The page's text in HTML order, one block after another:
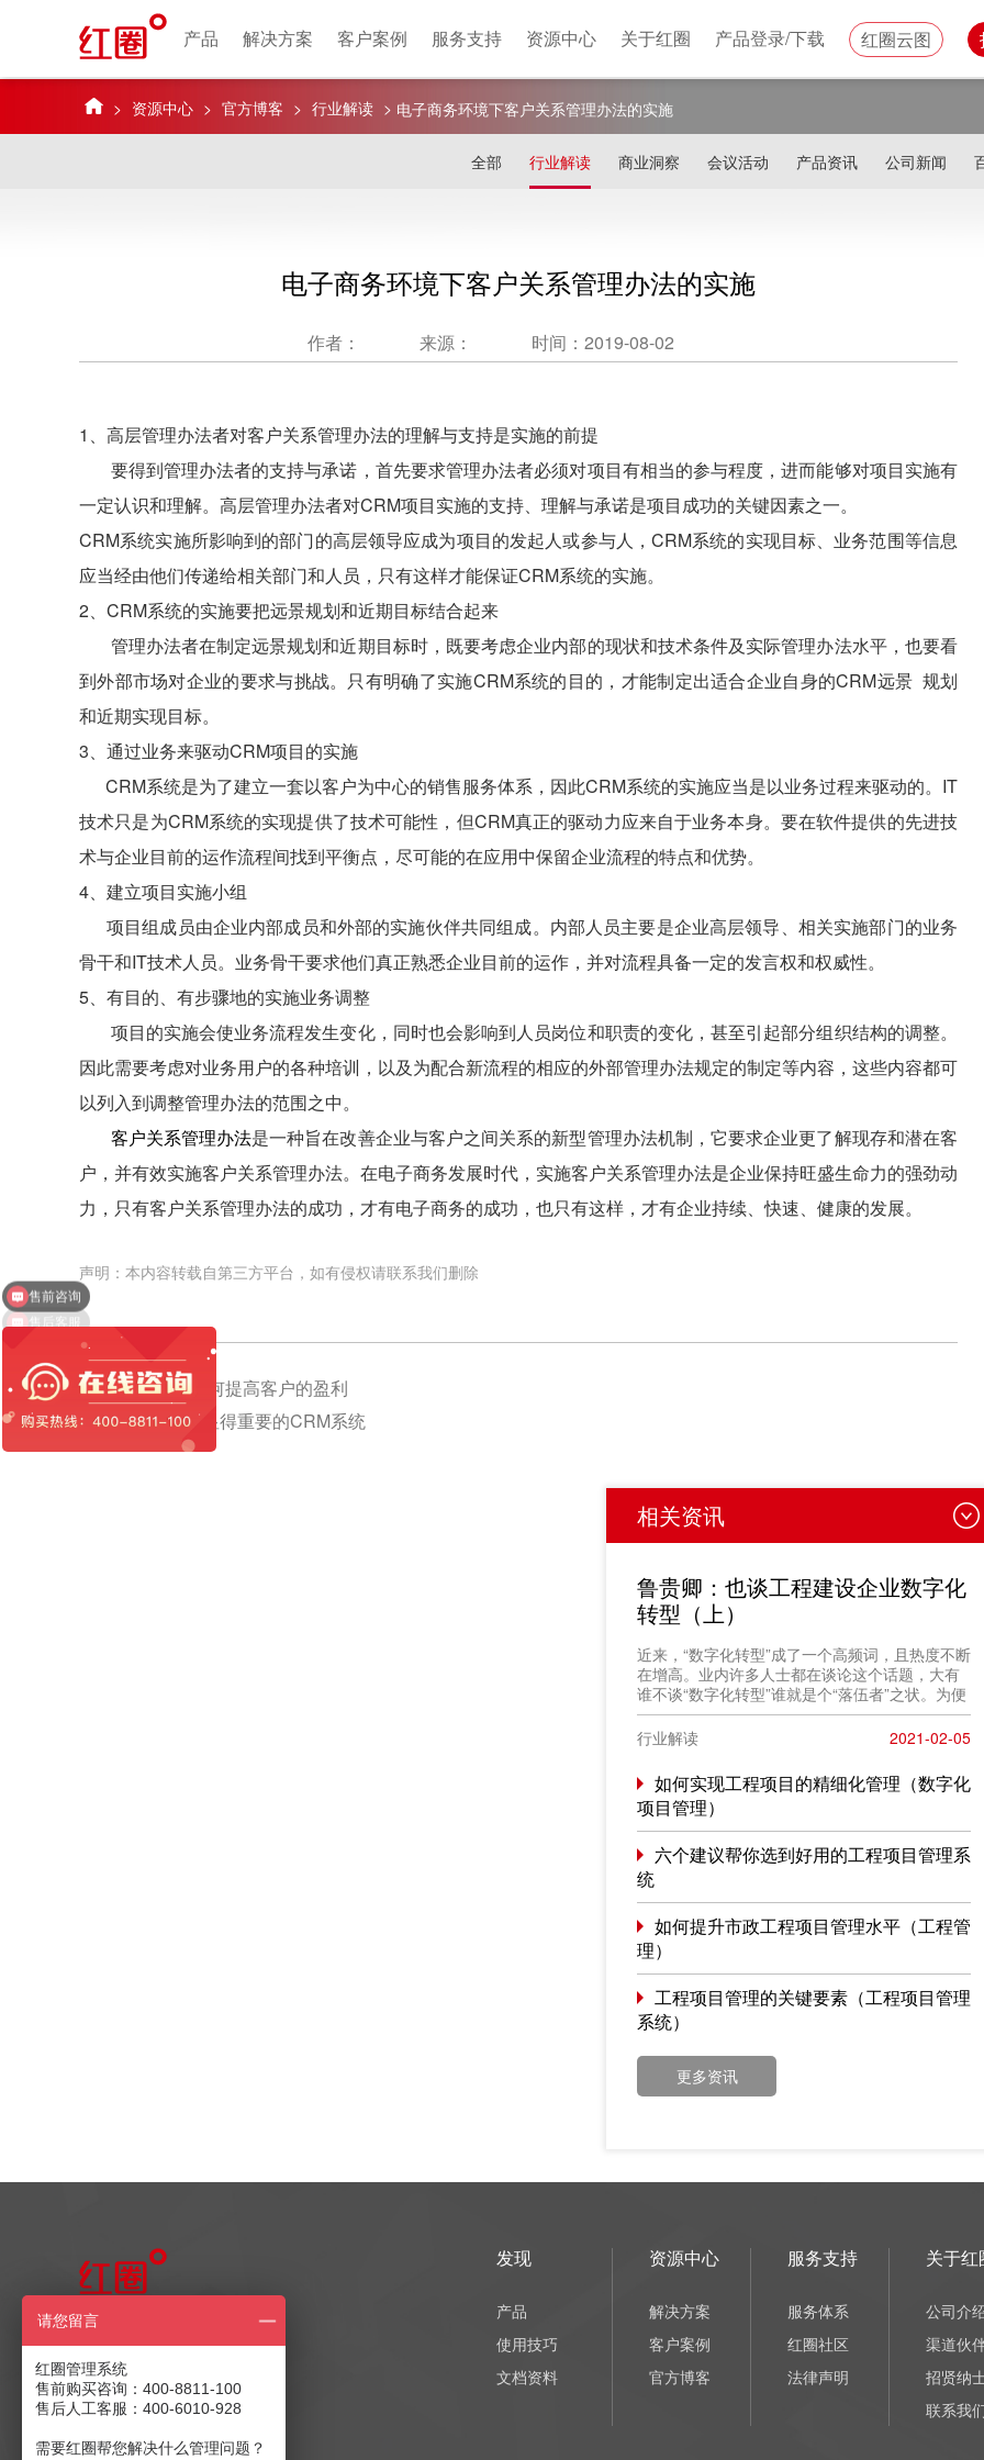
产品 解决方案 客户案例 服务支持 资源中心 关于红圈 产品登录/下载 红圈云图
> 资源中心 > 官方博客 > 行业解读 > 电子商务环境下客户关系管理办法的实施
全部 行业解读 商业洞察 会议活动 产品资讯 公司新闻
电子商务环境下客户关系管理办法的实施
作者： 来源： 时间：2019-08-02
1、高层管理办法者对客户关系管理办法的理解与支持是实施的前提
要得到管理办法者的支持与承诺，首先要求管理办法者必须对项目有相当的参与程度，进而能够对项目实施有
一定认识和理解。高层管理办法者对CRM项目实施的支持、理解与承诺是项目成功的关键因素之一。
CRM系统实施所影响到的部门的高层领导应成为项目的发起人或参与人，CRM系统的实现目标、业务范围等信息
应当经由他们传递给相关部门和人员，只有这样才能保证CRM系统的实施。
2、CRM系统的实施要把远景规划和近期目标结合起来
管理办法者在制定远景规划和近期目标时，既要考虑企业内部的现状和技术条件及实际管理办法水平，也要看
到外部市场对企业的要求与挑战。只有明确了实施CRM系统的目的，才能制定出适合企业自身的CRM远景 规划
和近期实现目标。
3、通过业务来驱动CRM项目的实施
CRM系统是为了建立一套以客户为中心的销售服务体系，因此CRM系统的实施应当是以业务过程来驱动的。IT
技术只是为CRM系统的实现提供了技术可能性，但CRM真正的驱动力应来自于业务本身。要在软件提供的先进技
术与企业目前的运作流程间找到平衡点，尽可能的在应用中保留企业流程的特点和优势。
4、建立项目实施小组
项目组成员由企业内部成员和外部的实施伙伴共同组成。内部人员主要是企业高层领导、相关实施部门的业务
骨干和IT技术人员。业务骨干要求他们真正熟悉企业目前的运作，并对流程具备一定的发言权和权威性。
5、有目的、有步骤地的实施业务调整
项目的实施会使业务流程发生变化，同时也会影响到人员岗位和职责的变化，甚至引起部分组织结构的调整。
因此需要考虑对业务用户的各种培训，以及为配合新流程的相应的外部管理办法规定的制定等内容，这些内容都可
以列入到调整管理办法的范围之中。
客户关系管理办法是一种旨在改善企业与客户之间关系的新型管理办法机制，它要求企业更了解现存和潜在客
户，并有效实施客户关系管理办法。在电子商务发展时代，实施客户关系管理办法是企业保持旺盛生命力的强劲动
力，只有客户关系管理办法的成功，才有电子商务的成功，也只有这样，才有企业持续、快速、健康的发展。
声明：本内容转载自第三方平台，如有侵权请联系我们删除
上一篇：CRM如何提高客户的盈利
下一篇：越来越显得重要的CRM系统
相关资讯
鲁贵卿：也谈工程建设企业数字化
转型（上）
近来，“数字化转型”成了一个高频词，且热度不断
在增高。业内许多人士都在谈论这个话题，大有
谁不谈“数字化转型”谁就是个“落伍者”之状。为便
于在相同语境下讨论问题，今天我也凑个热闹，
以“数字化转型”为题，谈一点粗浅认识，就教于同
行。
行业解读 2021-02-05
如何实现工程项目的精细化管理（数字化
项目管理）
六个建议帮你选到好用的工程项目管理系
统
如何提升市政工程项目管理水平（工程管
理）
工程项目管理的关键要素（工程项目管理
系统）
更多资讯
售前产品咨询
400-8811-100
售后客服：400-6010-928
商务合作：
发送至邮箱
发现
产品
使用技巧
文档资料
资源中心
解决方案
客户案例
官方博客
服务支持
服务体系
红圈社区
法律声明
关于红
公司介
渠道伙
招贤纳
联系我
售后客服
请您留言
红圈管理系统
售前购买咨询：400-8811-100
售后人工客服：400-6010-928
需要红圈帮您解决什么管理问题？